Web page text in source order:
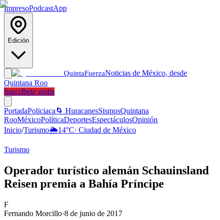
ImpresoPodcastApp
Edición
QuintaFuerzaNoticias de México, desde
Quintana Roo
Suscríbete gratis
PortadaPoliciaca 🌀 HuracanesSismosQuintana
RooMéxicoPolíticaDeportesEspectáculosOpinión
Inicio/Turismo🌦️14°C· Ciudad de México
Turismo
Operador turístico alemán Schauinsland
Reisen premia a Bahía Príncipe
F
Fernando Morcillo·8 de junio de 2017